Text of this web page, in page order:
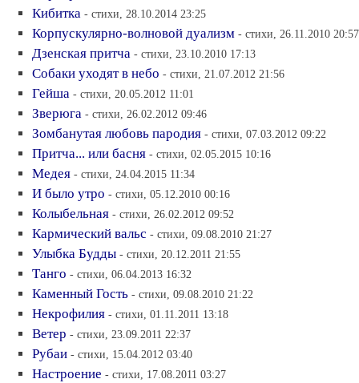
Кибитка - стихи, 28.10.2014 23:25
Корпускулярно-волновой дуализм - стихи, 26.11.2010 20:57
Дзенская притча - стихи, 23.10.2010 17:13
Собаки уходят в небо - стихи, 21.07.2012 21:56
Гейша - стихи, 20.05.2012 11:01
Зверюга - стихи, 26.02.2012 09:46
Зомбанутая любовь пародия - стихи, 07.03.2012 09:22
Притча... или басня - стихи, 02.05.2015 10:16
Медея - стихи, 24.04.2015 11:34
И было утро - стихи, 05.12.2010 00:16
Колыбельная - стихи, 26.02.2012 09:52
Кармический вальс - стихи, 09.08.2010 21:27
Улыбка Будды - стихи, 20.12.2011 21:55
Танго - стихи, 06.04.2013 16:32
Каменный Гость - стихи, 09.08.2010 21:22
Некрофилия - стихи, 01.11.2011 13:18
Ветер - стихи, 23.09.2011 22:37
Рубаи - стихи, 15.04.2012 03:40
Настроение - стихи, 17.08.2011 03:27